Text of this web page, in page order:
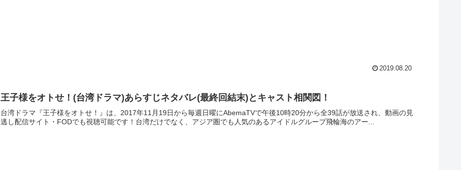
2019.08.20
王子様をオトせ！(台湾ドラマ)あらすじネタバレ(最終回結末)とキャスト相関図！
台湾ドラマ『王子様をオトせ！』は、2017年11月19日から毎週日曜にAbemaTVで午後10時20分から全39話が放送され、動画の見
逃し配信サイト・FODでも視聴可能です！台湾だけでなく、アジア圏でも人気のあるアイドルグループ飛輪海のアー...